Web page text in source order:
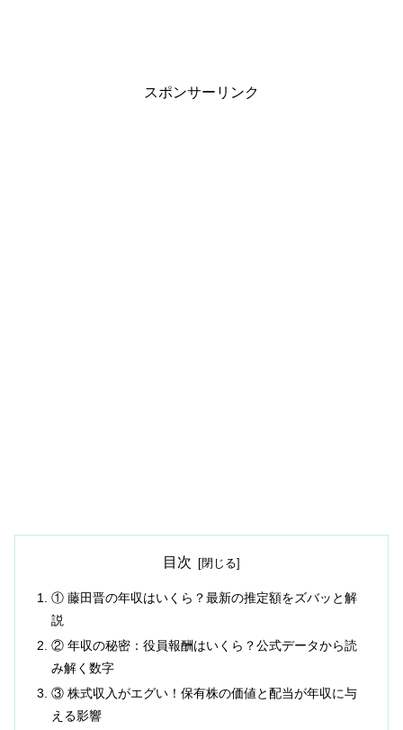
スポンサーリンク
目次
① 藤田晋の年収はいくら？最新の推定額をズバッと解
説
② 年収の秘密：役員報酬はいくら？公式データから読
み解く数字
③ 株式収入がエグい！保有株の価値と配当が年収に与
える影響